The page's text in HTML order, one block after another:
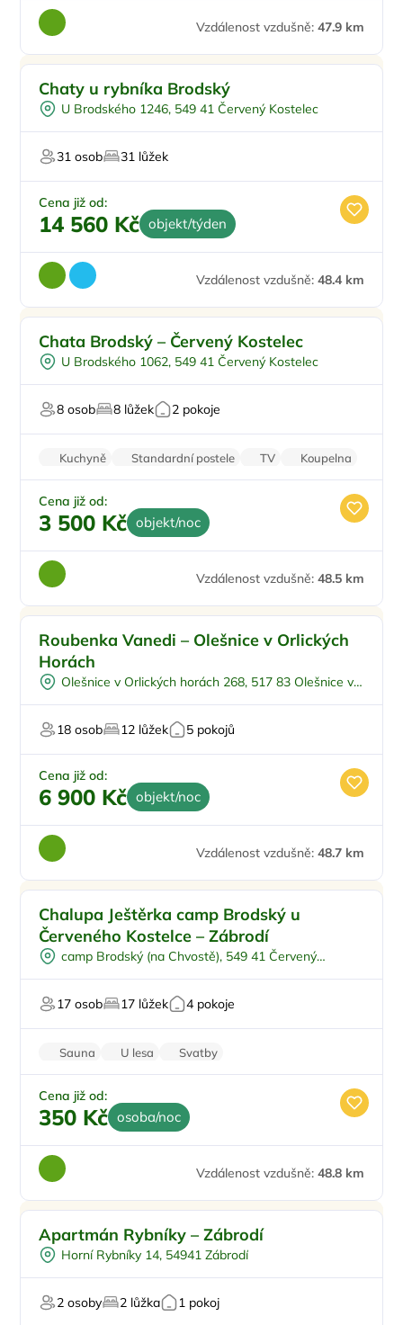
Vzdálenost vzdušně: 47.9 km
Chaty u rybníka Brodský
U Brodského 1246, 549 41 Červený Kostelec
31 osob 31 lůžek
Cena již od:
14 560 Kč objekt/týden
Vzdálenost vzdušně: 48.4 km
U vody
Pro rybáře
Chata Brodský – Červený Kostelec
U Brodského 1062, 549 41 Červený Kostelec
8 osob 8 lůžek 2 pokoje
Kuchyně Standardní postele TV
Koupelna
Parkování zdarma
Cena již od:
3 500 Kč objekt/noc
Vzdálenost vzdušně: 48.5 km
Roubenka Vanedi – Olešnice v Orlických
Horách
Olešnice v Orlických horách 268, 517 83 Olešnice v
18 osob
12 lůžek 5 pokojů
Cena již od:
6 900 Kč objekt/noc
Vzdálenost vzdušně: 48.7 km
Venkovní bazén
Pro skupiny
Polopenze
Plná penze
Chalupa Ještěrka camp Brodský u
Červeného Kostelce – Zábrodí
camp Brodský (na Chvostě), 549 41 Červený
17 osob
17 lůžek 4 pokoje
Sauna U lesa
Svatby
Firemní akce/teambuilding
Zvířata povolena
Cena již od:
350 Kč osoba/noc
Vzdálenost vzdušně: 48.8 km
Apartmán Rybníky – Zábrodí
Horní Rybníky 14, 54941 Zábrodí
2 osoby 2 lůžka 1 pokoj